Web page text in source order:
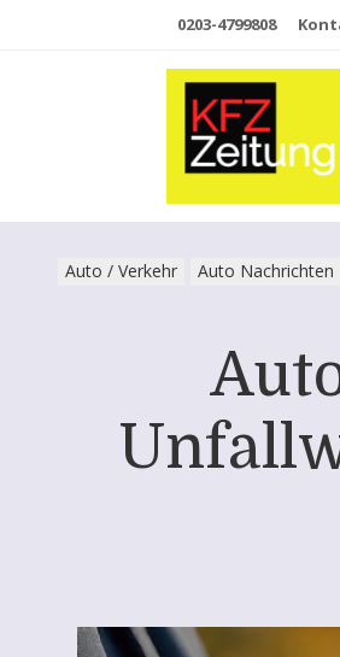
0203-4799808
Auto / Verkehr Auto Nachrichten